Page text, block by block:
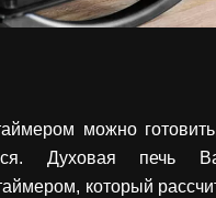
можно
Духовая печь
который